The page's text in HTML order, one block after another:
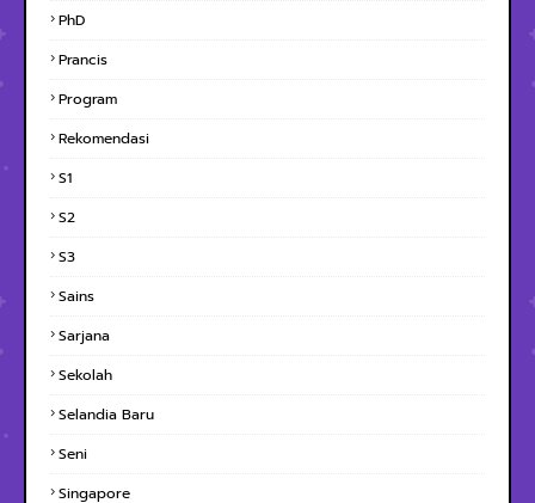
PhD
Prancis
Program
Rekomendasi
S1
S2
S3
Sains
Sarjana
Sekolah
Selandia Baru
Seni
Singapore